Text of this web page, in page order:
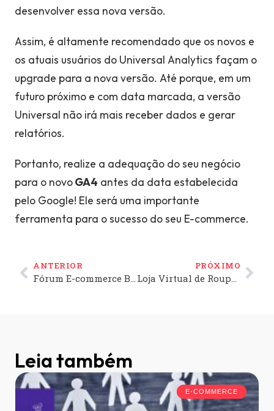
desenvolver essa nova versão.
Assim, é altamente recomendado que os novos e
os atuais usuários do Universal Analytics façam o
upgrade para a nova versão. Até porque, em um
futuro próximo e com data marcada, a versão
Universal não irá mais receber dados e gerar
relatórios.
Portanto, realize a adequação do seu negócio
para o novoGA4 antes da data estabelecida
pelo Google! Ele será uma importante
ferramenta para o sucesso do seu E-commerce.
ANTERIOR
Fórum E-commerce Brasil 2022: Bis2Bis participa da 13ª edição!
PRÓXIMO
Loja Virtual de Roupas: dicas para aumentar as vendas em 2024
Leia também
E-COMMERCE